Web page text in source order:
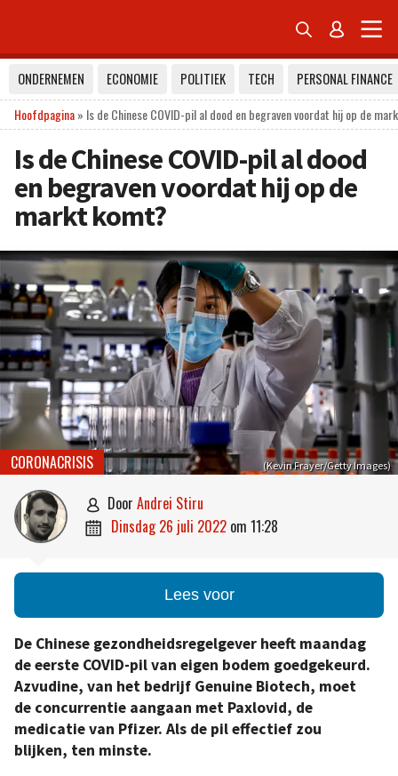
 
ONDERNEMEN ECONOMIE POLITIEK TECH
PERSONAL FINANCE
Hoofdpagina» Is de Chinese COVID-pil al dood en begraven voordat hij op de
Is de Chinese COVID-pil al dood
en begraven voordat hij op de
markt komt?
(Kevin Frayer/Getty Images)
CORONACRISIS
 door Andrei Stiru
 dinsdag 26 juli 2022 om 11:28
Lees voor
De Chinese gezondheidsregelgever heeft maandag
de eerste COVID-pil van eigen bodem goedgekeurd.
Azvudine, van het bedrijf Genuine Biotech, moet
de concurrentie aangaan met Paxlovid, de
medicatie van Pfizer. Als de pil effectief zou
blijken, ten minste.